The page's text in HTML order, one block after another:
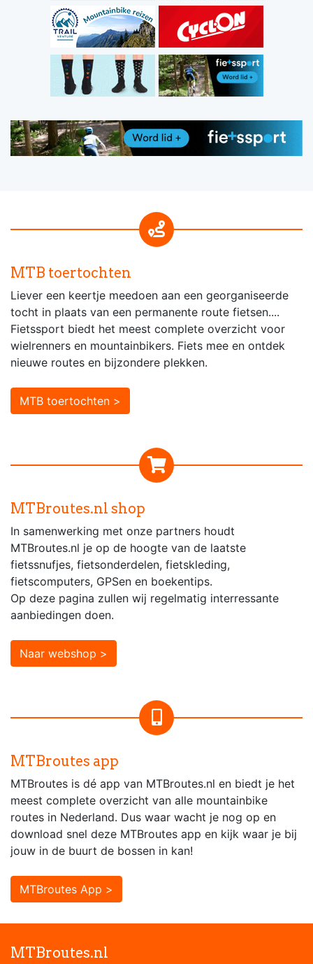
MTB toertochten
Liever een keertje meedoen aan een georganiseerde
tocht in plaats van een permanente route fietsen....
Fietssport biedt het meest complete overzicht voor
wielrenners en mountainbikers. Fiets mee en ontdek
nieuwe routes en bijzondere plekken.
MTB toertochten >
MTBroutes.nl shop
In samenwerking met onze partners houdt
MTBroutes.nl je op de hoogte van de laatste
fietssnufjes, fietsonderdelen, fietskleding,
fietscomputers, GPSen en boekentips.
Op deze pagina zullen wij regelmatig interressante
aanbiedingen doen.
Naar webshop >
MTBroutes app
MTBroutes is dé app van MTBroutes.nl en biedt je het
meest complete overzicht van alle mountainbike
routes in Nederland. Dus waar wacht je nog op en
download snel deze MTBroutes app en kijk waar je bij
jouw in de buurt de bossen in kan!
MTBroutes App >
MTBroutes.nl